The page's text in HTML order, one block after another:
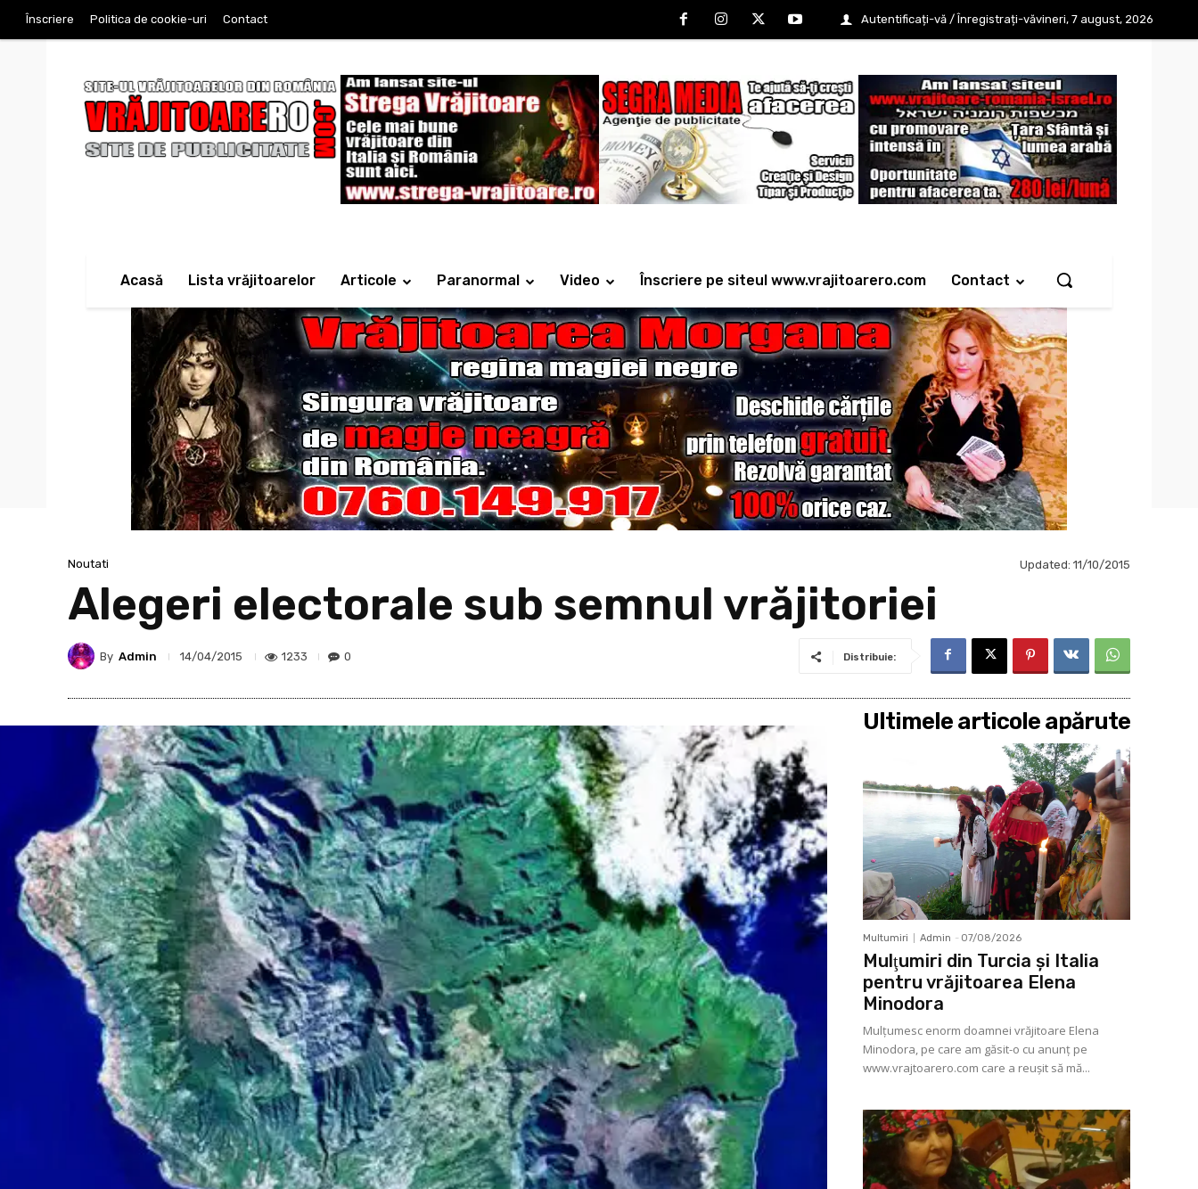
vineri, 7 august, 2026
Înscriere Politica de cookie-uri Contact Autentificați-vă / Înregistrați-vă
Acasă Lista vrăjitoarelor Articole Paranormal Video Înscriere pe siteul www.vrajitoarero.com Contact
Noutati Updated: 11/10/2015
Alegeri electorale sub semnul vrăjitoriei
By Admin 14/04/2015 1233 0 Distribuie:
Ultimele articole apărute
Multumiri Admin - 07/08/2026
Mulţumiri din Turcia și Italia
pentru vrăjitoarea Elena
Minodora
Mulţumesc enorm doamnei vrăjitoare Elena
Minodora, pe care am găsit-o cu anunț pe
www.vrajtoarero.com care a reuşit să mă...